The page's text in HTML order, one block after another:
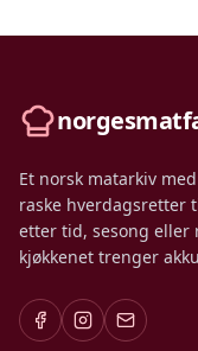
Et norsk matarkiv
raske hverdagsretter
etter tid, sesong eller
kjøkkenet trenger